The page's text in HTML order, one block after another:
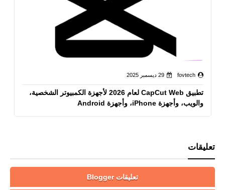
fovtech 29 ديسمبر 2025
تطبيق CapCut Web لعام 2026 لأجهزة الكمبيوتر الشخصية،
والويب، وأجهزة iPhone، وأجهزة Android
تعليقات
تعليقات Blogger